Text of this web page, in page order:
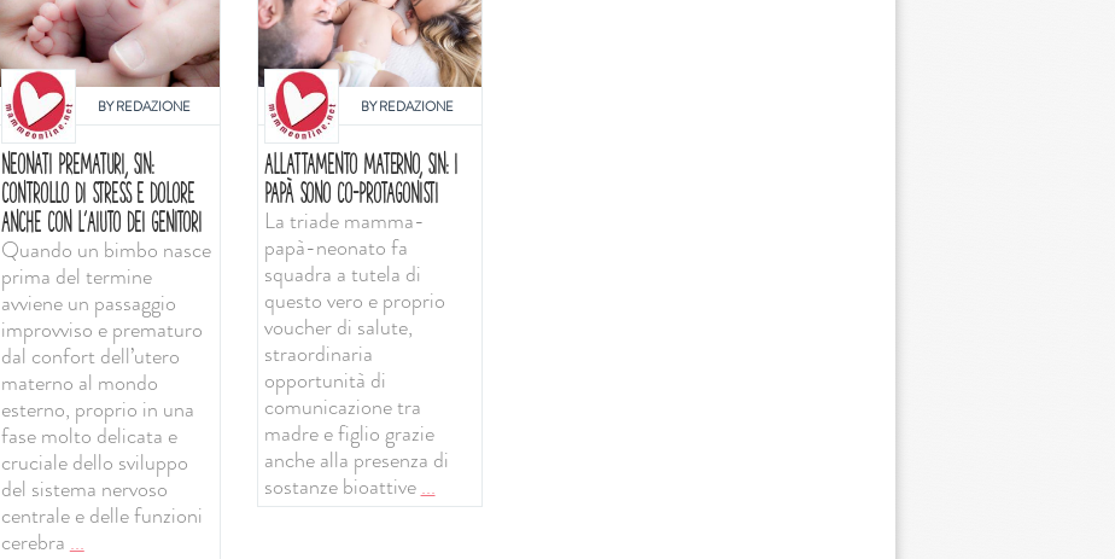
BYREDAZIONE
NEONATI PREMATURI, SIN:
CONTROLLO DI STRESS E DOLORE
ANCHE CON L'AIUTO DEI GENITORI
Quando un bimbo nasce
prima del termine
avviene un passaggio
improvviso e prematuro
dal confort dell’utero
materno al mondo
esterno, proprio in una
fase molto delicata e
cruciale dello sviluppo
del sistema nervoso
centrale e delle funzioni
cerebra ...
BYREDAZIONE
ALLATTAMENTO MATERNO, SIN: I
PAPÀ SONO CO-PROTAGONISTI
La triade mamma-
papà-neonato fa
squadra a tutela di
questo vero e proprio
voucher di salute,
straordinaria
opportunità di
comunicazione tra
madre e figlio grazie
anche alla presenza di
sostanze bioattive...